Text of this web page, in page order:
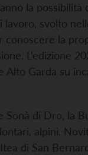
la possibilità
svolto
conoscere la
L’edizione
Alto Garda su
di Dro, la
alpini.
di San